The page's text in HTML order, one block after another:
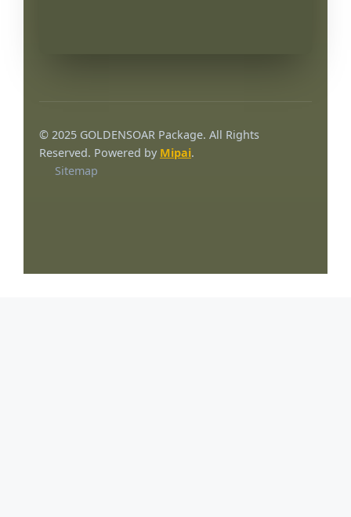
© 2025 GOLDENSOAR Package. All Rights
Reserved. Powered by Mipai.
Sitemap